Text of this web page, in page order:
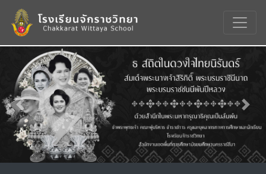
Previous Next